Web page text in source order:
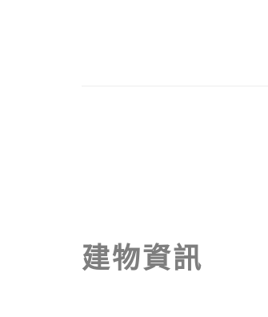
建物資訊